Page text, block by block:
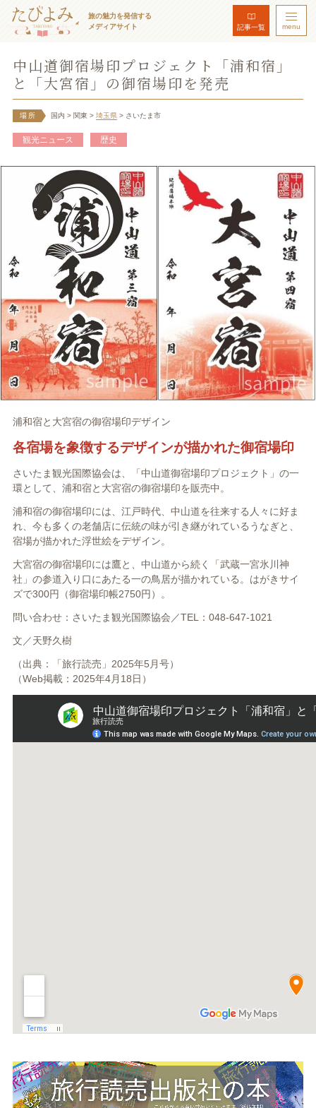
旅の魅力を発信する
メディアサイト
記事一覧 menu
中山道御宿場印プロジェクト「浦和宿」
と「大宮宿」の御宿場印を発売
場所 国内 > 関東 > 埼玉県 > さいたま市
観光ニュース 歴史
浦和宿と大宮宿の御宿場印デザイン
各宿場を象徴するデザインが描かれた御宿場印
さいたま観光国際協会は、「中山道御宿場印プロジェクト」の一
環として、浦和宿と大宮宿の御宿場印を販売中。
浦和宿の御宿場印には、江戸時代、中山道を往来する人々に好ま
れ、今も多くの老舗店に伝統の味が引き継がれているうなぎと、
宿場が描かれた浮世絵をデザイン。
大宮宿の御宿場印には鷹と、中山道から続く「武蔵一宮氷川神
社」の参道入り口にあたる一の鳥居が描かれている。はがきサイ
ズで300円（御宿場印帳2750円）。
問い合わせ：さいたま観光国際協会／TEL：048-647-1021
文／天野久樹
（出典：「旅行読売」2025年5月号）
（Web掲載：2025年4月18日）